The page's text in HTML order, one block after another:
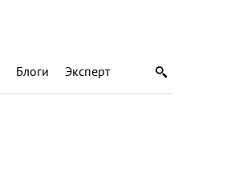
Блоги Эксперт